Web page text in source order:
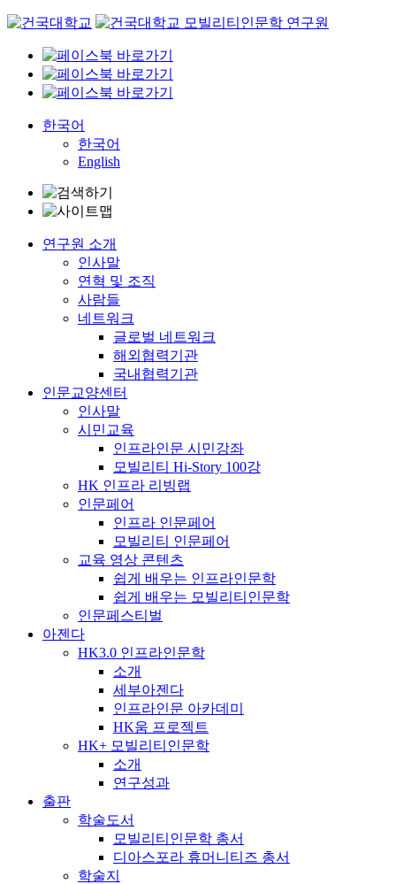
Skip
content
한국어
한국어
English
연구원 소개
인사말
연혁 및 조직
사람들
네트워크
글로벌 네트워크
해외협력기관
국내협력기관
인문교양센터
인사말
시민교육
인프라인문 시민강좌
모빌리티 Hi-Story 100강
HK 인프라 리빙랩
인문페어
인프라 인문페어
모빌리티 인문페어
교육 영상 콘텐츠
쉽게 배우는 인프라인문학
쉽게 배우는 모빌리티인문학
인문페스티벌
아젠다
HK3.0 인프라인문학
소개
세부아젠다
인프라인문 아카데미
HK움 프로젝트
HK+ 모빌리티인문학
소개
연구성과
출판
학술도서
모빌리티인문학 총서
디아스포라 휴머니티즈 총서
학술지